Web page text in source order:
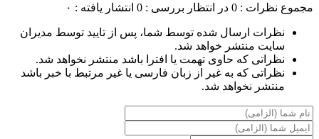
مجموع نظرات : 0 در انتظار بررسی : 0 انتشار یافته : ۰
نظرات ارسال شده توسط شما، پس از تایید توسط مدیران
سایت منتشر خواهد شد.
نظراتی که حاوی تهمت یا افترا باشد منتشر نخواهد شد.
نظراتی که به غیر از زبان فارسی یا غیر مرتبط با خبر باشد
منتشر نخواهد شد.